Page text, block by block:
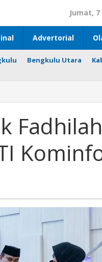
Jumat,
Advertorial
Bengkulu Utara